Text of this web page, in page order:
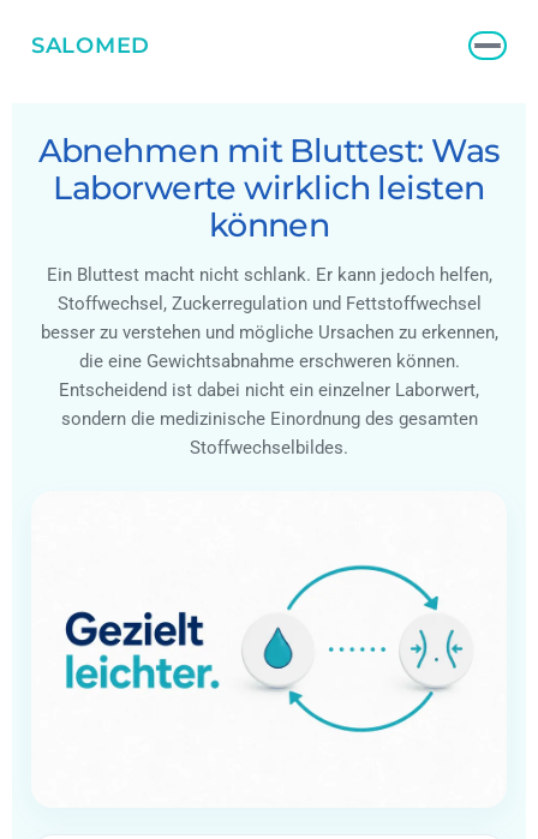
SALOMED
Abnehmen mit Bluttest: Was
Laborwerte wirklich leisten
können
Ein Bluttest macht nicht schlank. Er kann jedoch helfen,
Stoffwechsel, Zuckerregulation und Fettstoffwechsel
besser zu verstehen und mögliche Ursachen zu erkennen,
die eine Gewichtsabnahme erschweren können.
Entscheidend ist dabei nicht ein einzelner Laborwert,
sondern die medizinische Einordnung des gesamten
Stoffwechselbildes.